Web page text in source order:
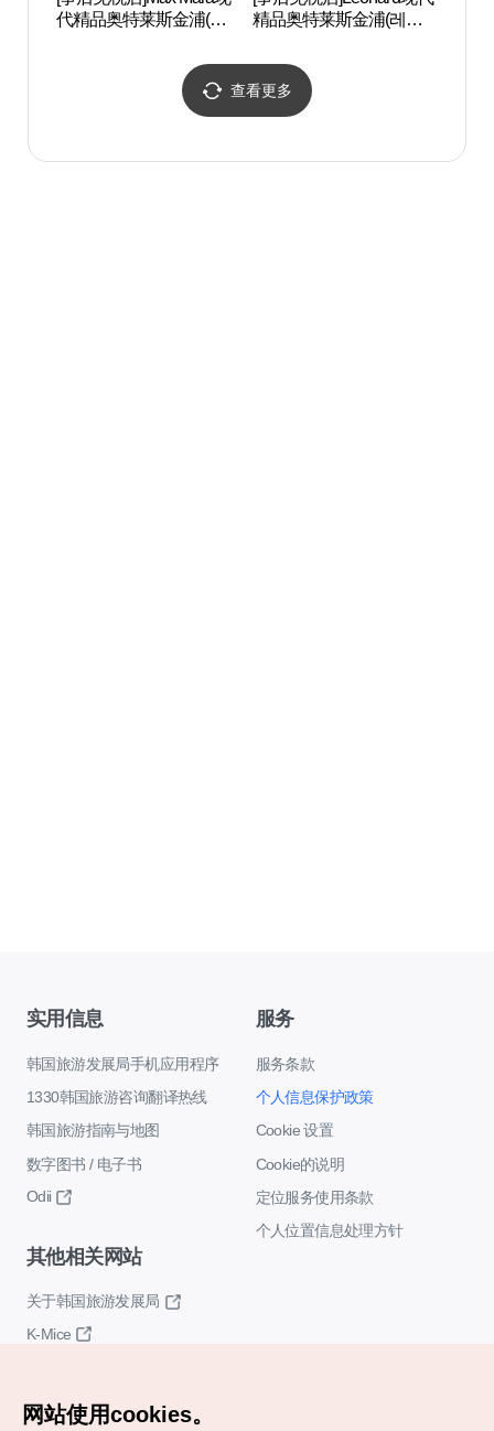
代精品奥特莱斯金浦(막
精品奥特莱斯金浦(레오
렛 김포점)
查看更多
实用信息
韩国旅游发展局手机应用程序
1330韩国旅游咨询翻译热线
韩国旅游指南与地图
数字图书 / 电子书
Odii
服务
服务条款
个人信息保护政策
Cookie 设置
Cookie的说明
定位服务使用条款
个人位置信息处理方针
其他相关网站
关于韩国旅游发展局
K-Mice
网站使用cookies。